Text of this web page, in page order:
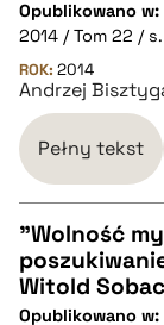
pobierz cytat
BIBTEX
pobierz cytat
Opublikowano w:
2014 / Tom 22 /
ROK: 2014
Andrzej
Pełny tekst
CZYSTY
"Wolność
Witold
Opublikowano w: